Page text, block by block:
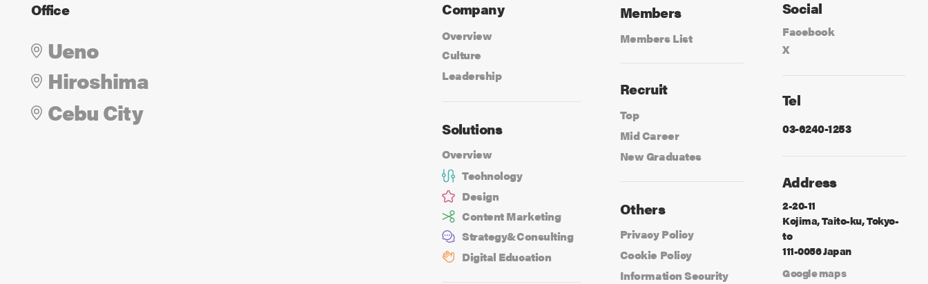
Office
Ueno
Hiroshima
Cebu City
Company
Overview
Culture
Leadership
Solutions
Overview
Technology
Design
Content Marketing
Strategy&Consulting
Digital Education
Members
Members List
Recruit
Top
Mid Career
New Graduates
Others
Privacy Policy
Cookie Policy
Information Security
Social
Facebook
X
Tel
03-6240-1253
Address
2-20-11
Kojima, Taito-ku, Tokyo-
to
111-0056 Japan
Google maps